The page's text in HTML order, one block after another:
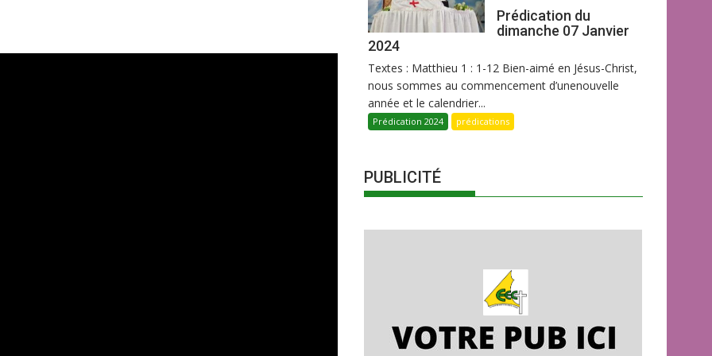
Prédication du
dimanche 07 Janvier
2024
Textes : Matthieu 1 : 1-12 Bien-aimé en Jésus-Christ,
nous sommes au commencement d’unenouvelle
année et le calendrier...
Prédication 2024 prédications
PUBLICITÉ